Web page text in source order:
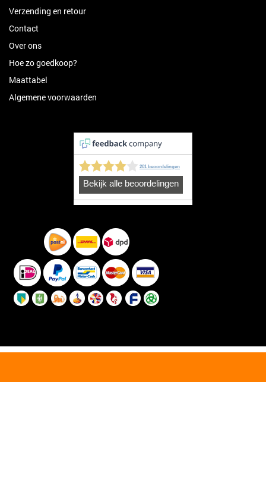
Verzending en retour
Contact
Over ons
Hoe zo goedkoop?
Maattabel
Algemene voorwaarden